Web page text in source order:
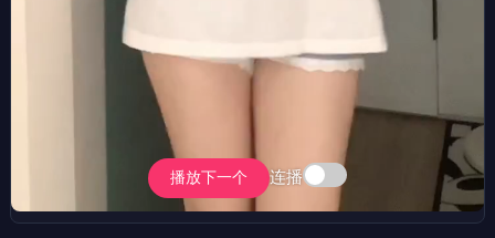
播放下一个 连播